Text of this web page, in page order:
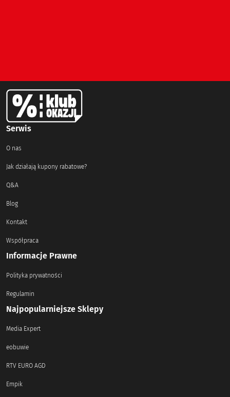
Serwis
O nas
Jak działają kupony rabatowe?
Q&A
Blog
Kontakt
Współpraca
Informacje Prawne
Polityka prywatności
Regulamin
Najpopularniejsze Sklepy
Media Expert
eobuwie
RTV EURO AGD
Empik